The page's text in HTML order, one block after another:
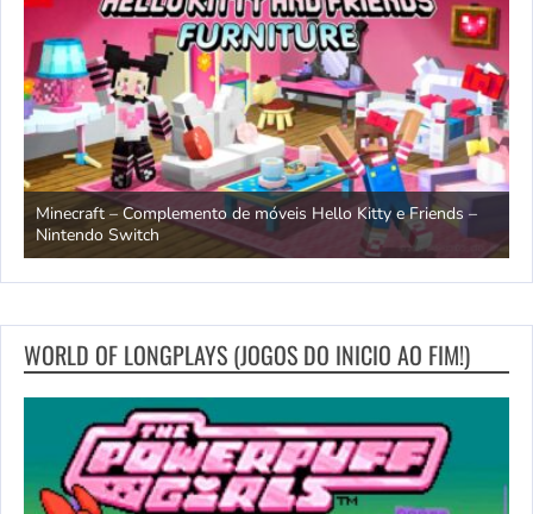
Minecraft – Complemento de móveis Hello Kitty e Friends –
Nintendo Switch
WORLD OF LONGPLAYS (JOGOS DO INICIO AO FIM!)